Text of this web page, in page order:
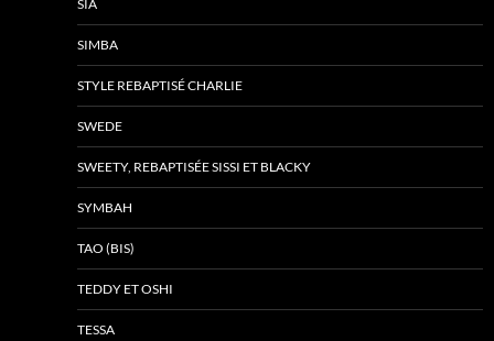
SIA
SIMBA
STYLE REBAPTISÉ CHARLIE
SWEDE
SWEETY, REBAPTISÉE SISSI ET BLACKY
SYMBAH
TAO (BIS)
TEDDY ET OSHI
TESSA